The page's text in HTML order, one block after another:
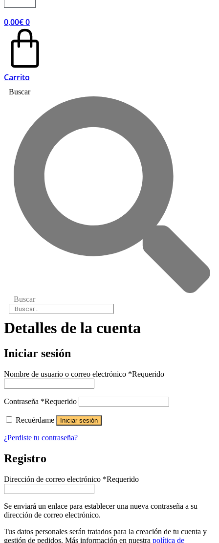
0,00€0
Carrito
Buscar
Buscar
Detalles de la cuenta
Iniciar sesión
Nombre de usuario o correo electrónico *Requerido
Contraseña *Requerido
Recuérdame Iniciar sesión
¿Perdiste tu contraseña?
Registro
Dirección de correo electrónico *Requerido
Se enviará un enlace para establecer una nueva contraseña a su
dirección de correo electrónico.
Tus datos personales serán tratados para la creación de tu cuenta y
gestión de pedidos. Más información en nuestra política de